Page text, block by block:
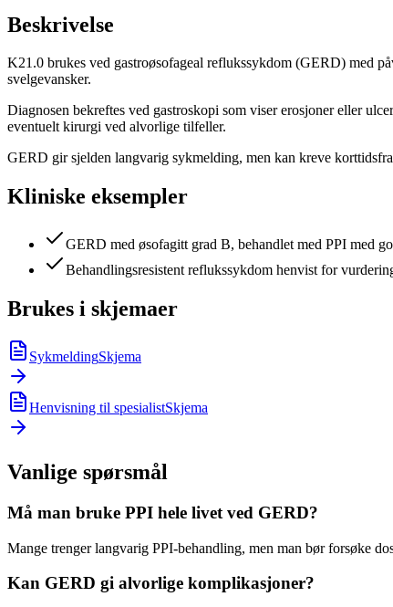
Beskrivelse
K21.0 brukes ved gastroøsofageal reflukssykdom (GERD) med
svelgevansker.
Diagnosen bekreftes ved gastroskopi som viser erosjoner eller
eventuelt kirurgi ved alvorlige tilfeller.
GERD gir sjelden langvarig sykmelding, men kan kreve
Kliniske eksempler
GERD med øsofagitt grad B, behandlet med PPI med
Behandlingsresistent reflukssykdom henvist for
Brukes i skjemaer
SykmeldingSkjema
Henvisning til spesialistSkjema
Vanlige spørsmål
Må man bruke PPI hele livet ved GERD?
Mange trenger langvarig PPI-behandling, men man bør forsøke
Kan GERD gi alvorlige komplikasjoner?